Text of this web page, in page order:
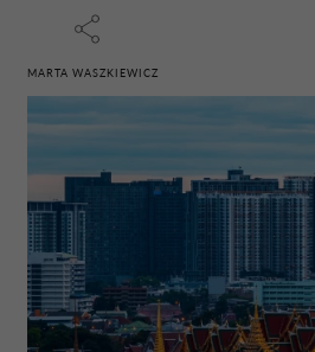
MARTA WASZKIEWICZ